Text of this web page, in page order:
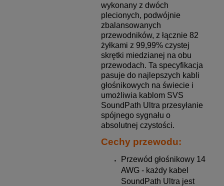
wykonany z dwóch
plecionych, podwójnie
zbalansowanych
przewodników, z łącznie 82
żyłkami z 99,99% czystej
skrętki miedzianej na obu
przewodach. Ta specyfikacja
pasuje do najlepszych kabli
głośnikowych na świecie i
umożliwia kablom SVS
SoundPath Ultra przesyłanie
spójnego sygnału o
absolutnej czystości.
Cechy przewodu:
Przewód głośnikowy 14
AWG - każdy kabel
SoundPath Ultra jest